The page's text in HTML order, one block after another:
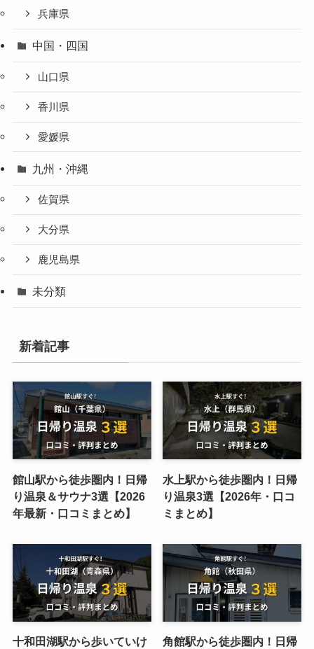
兵庫県
中国・四国
山口県
香川県
愛媛県
九州・沖縄
佐賀県
大分県
鹿児島県
未分類
新着記事
館山駅から徒歩圏内！日帰
り温泉＆サウナ3選【2026
年最新・口コミまとめ】
水上駅から徒歩圏内！日帰
り温泉3選【2026年・口コ
ミまとめ】
十和田湖駅から歩いていけ
角館駅から徒歩圏内！日帰